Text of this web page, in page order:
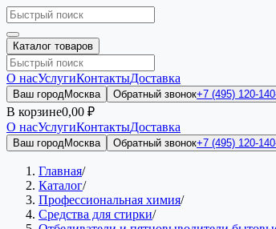
Каталог товаров
О насУслугиКонтактыДоставка
Ваш городМосква Обратный звонок+7 (495) 120-
В корзине0,00 ₽
О насУслугиКонтактыДоставка
Ваш городМосква Обратный звонок+7 (495) 120-
Главная/
Каталог/
Профессиональная химия/
Средства для стирки/